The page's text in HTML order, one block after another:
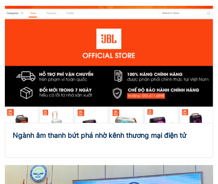
Ngành âm thanh bứt phá nhờ kênh thương mại điện tử